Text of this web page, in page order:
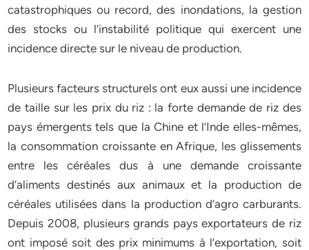
catastrophiques ou record, des inondations, la gestion
des stocks ou l’instabilité politique qui exercent une
incidence directe sur le niveau de production.
Plusieurs facteurs structurels ont eux aussi une incidence
de taille sur les prix du riz : la forte demande de riz des
pays émergents tels que la Chine et l’Inde elles-mêmes,
la consommation croissante en Afrique, les glissements
entre les céréales dus à une demande croissante
d’aliments destinés aux animaux et la production de
céréales utilisées dans la production d’agro carburants.
Depuis 2008, plusieurs grands pays exportateurs de riz
ont imposé soit des prix minimums à l’exportation, soit